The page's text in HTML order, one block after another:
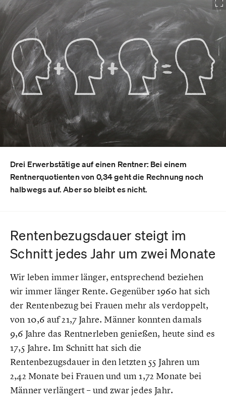
Drei Erwerbstätige auf einen Rentner: Bei einem
Rentnerquotienten von 0,34 geht die Rechnung noch
halbwegs auf. Aber so bleibt es nicht.
Rentenbezugsdauer steigt im
Schnitt jedes Jahr um zwei Monate
Wir leben immer länger, entsprechend beziehen
wir immer länger Rente. Gegenüber 1960 hat sich
der Rentenbezug bei Frauen mehr als verdoppelt,
von 10,6 auf 21,7 Jahre. Männer konnten damals
9,6 Jahre das Rentnerleben genießen, heute sind es
17,5 Jahre. Im Schnitt hat sich die
Rentenbezugsdauer in den letzten 55 Jahren um
2,42 Monate bei Frauen und um 1,72 Monate bei
Männer verlängert – und zwar jedes Jahr.